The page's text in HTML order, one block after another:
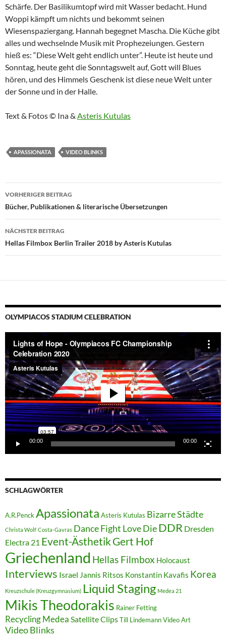
Schärfe. Der Basilikumtopf wird mit Wasser bedacht. Hund
Woppi kämpft um nichts und bekommt seinen
Wiesenspaziergang. Hannah begegnet Mascha. Die Küche gibt
alles und wechselnde Musik mit Prophezeiungen. Gestern
hieß es: “Diese Welt geht endlich unter”. Heute ist heute und
Sonntag, heute geht die Sonntagswelt auf, Gott will Blues
hören, und des Himmels Geschenk ist diese neue Welt unter
der Sonne und in der Halle.
Text & Fotos © Ina & Asteris Kutulas
APASSIONATA VIDEO BLINKS
Beitragsnavigation
VORHERIGER BEITRAG
Bücher, Publikationen & literarische Übersetzungen
NÄCHSTER BEITRAG
Hellas Filmbox Berlin Trailer 2018 by Asteris Kutulas
OLYMPIACOS STADIUM CELEBRATION
Player
00:00 00:00
SCHLAGWÖRTER
A.R.PenckApassionata Asteris Kutulas Bizarre Städte
Christa Wolf Costa-Gavras Dance Fight Love Die DDR Dresden
Electra 21 Event-ÄsthetikGert Hof
Griechenland Hellas Filmbox Holocaust
Interviews Israel Jannis Ritsos Konstantin Kavafis Korea
Kreuzschule (Kreuzgymnasium) Liquid Staging Medea 21
Mikis Theodorakis Rainer Fetting
Recycling Medea Satellite ClipsTill LindemannVideo Art
Video Blinks